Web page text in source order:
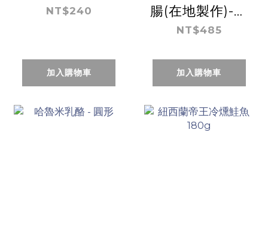
NT$240
加入購物車
腸(在地製作)-原
味
NT$485
加入購物車